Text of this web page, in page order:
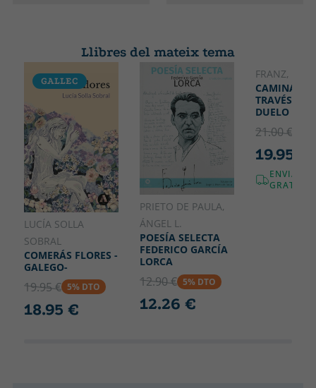
Ample
130
Llibres del mateix tema
GALLEC
LUCÍA SOLLA
SOBRAL
COMERÁS FLORES -
GALEGO-
19.95 € 5% DTO
18.95 €
PRIETO DE PAULA,
ÁNGEL L.
POESÍA SELECTA
FEDERICO GARCÍA
LORCA
12.90 € 5% DTO
12.26 €
FRANZ, LOLA
TRAVÉS DEL
DUELO
21.00 €
19.95 €
GRATUÏT!